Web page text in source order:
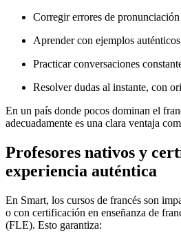
Corregir errores de
Aprender con ejemplos
Practicar conversaciones
Resolver dudas al instante, con
En un país donde pocos dominan el
adecuadamente es una clara ventaja
Profesores nativos y
experiencia auténtica
En Smart, los cursos de francés son
o con certificación en enseñanza de
(FLE). Esto garantiza: